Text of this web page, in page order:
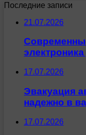
Последние записи
21.07.2026
17.07.2026
Эвакуация
надежно в
17.07.2026